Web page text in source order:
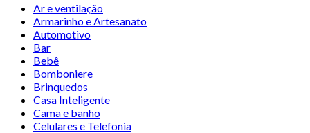
Ar e ventilação
Armarinho e Artesanato
Automotivo
Bar
Bebê
Bomboniere
Brinquedos
Casa Inteligente
Cama e banho
Celulares e Telefonia